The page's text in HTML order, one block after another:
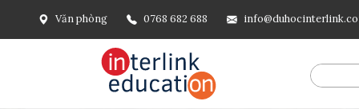
Văn phòng 0768 682 688
@include('frontend.layouts.schema-org', [ 'type' =>
url('/'), ], [ '@type' => 'ListItem', 'position' => 2, 'name' =>
=> url()->current(), ], ], ], ])